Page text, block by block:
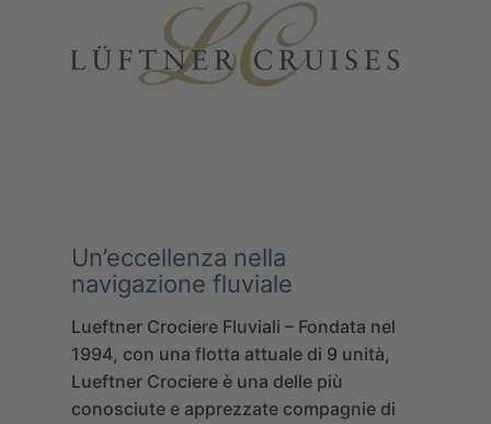
Un’eccellenza nella
navigazione fluviale
Lueftner Crociere Fluviali – Fondata nel
1994, con una flotta attuale di 9 unità,
Lueftner Crociere è una delle più
conosciute e apprezzate compagnie di